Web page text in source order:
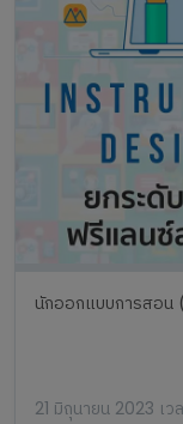
นักออกแบบการสอน
21 มิถุนายน 2023 เ